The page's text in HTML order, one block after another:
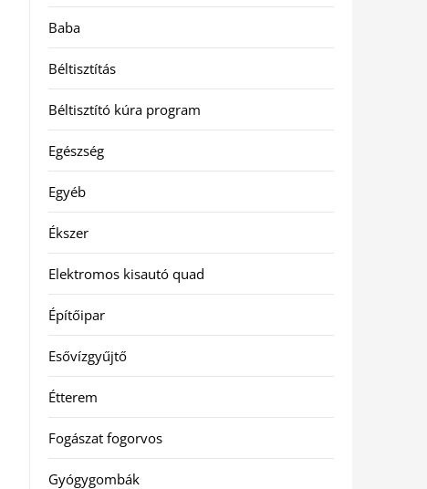
Baba
Béltisztítás
Béltisztító kúra program
Egészség
Egyéb
Ékszer
Elektromos kisautó quad
Építőipar
Esővízgyűjtő
Étterem
Fogászat fogorvos
Gyógygombák